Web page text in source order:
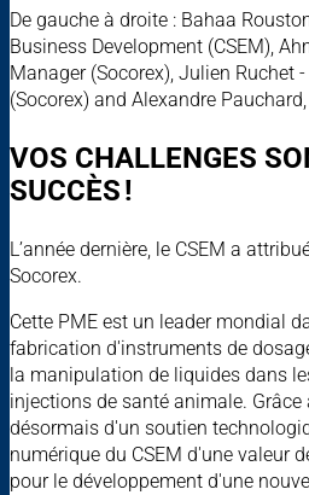
De gauche à droite : Bahaa
Business Development (CSEM),
Manager (Socorex), Julien Ruchet
(Socorex) and Alexandre Pauchard,
VOS CHALLENGES
SUCCÈS !
L’année dernière, le CSEM a
Socorex.
Cette PME est un leader mondial
fabrication d'instruments de
la manipulation de liquides dans
injections de santé animale. Grâce
désormais d'un soutien
numérique du CSEM d'une valeur
pour le développement d'une